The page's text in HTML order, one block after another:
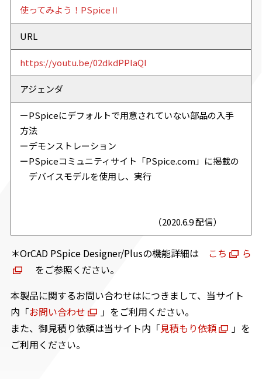
使ってみよう！PSpiceⅡ
URL
https://youtu.be/02dkdPPlaQI
アジェンダ
ーPSpiceにデフォルトで用意されていない部品の入手
方法
ーデモンストレーション
ーPSpiceコミュニティサイト「PSpice.com」に掲載の
デバイスモデルを使用し、実行
（2020.6.9 配信）
＊OrCAD PSpice Designer/Plusの機能詳細は こち
ら
をご参照ください。
本製品に関するお問い合わせはにつきまして、当サイト
内「お問い合わせ
」をご利用ください。
また、御見積り依頼は当サイト内「見積もり依頼
」を
ご利用ください。